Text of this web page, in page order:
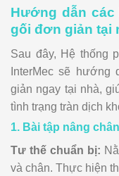
Hướng dẫn
gối đơn giản tại
Sau đây, Hệ thống
InterMec sẽ
giản ngay tại nhà,
tình trạng tràn dịch
1. Bài tập nâng chân
Tư thế chuẩn bị:
và chân. Thực hiện